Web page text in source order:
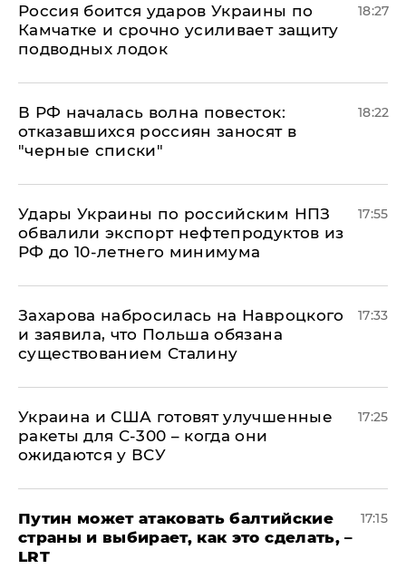
Россия боится ударов Украины по
Камчатке и срочно усиливает защиту
подводных лодок
18:27
​В РФ началась волна повесток:
отказавшихся россиян заносят в
"черные списки"
18:22
Удары Украины по российским НПЗ
обвалили экспорт нефтепродуктов из
РФ до 10-летнего минимума
17:55
​Захарова набросилась на Навроцкого
и заявила, что Польша обязана
существованием Сталину
17:33
Украина и США готовят улучшенные
ракеты для С-300 – когда они
ожидаются у ВСУ
17:25
Путин может атаковать балтийские
страны и выбирает, как это сделать, –
LRT
17:15